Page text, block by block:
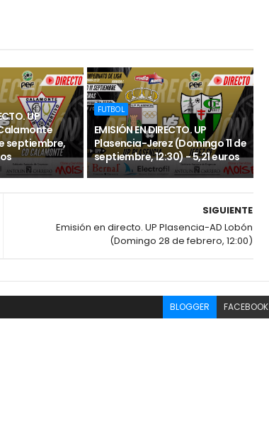
UP
septiembre,
FUTBOL
EMISIÓN EN DIRECTO. UP
Plasencia-Jerez (Domingo 11 de
septiembre, 12:30) - 5,21 euros
SIGUIENTE
Emisión en directo. UP Plasencia-AD Lobón
(Domingo 28 de febrero, 12:00)
BLOGGER FACEBOOK